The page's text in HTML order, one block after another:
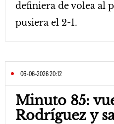
definiera de volea al
pusiera el 2-1.
06-06-2026 20:12
Minuto 85:
Rodríguez y